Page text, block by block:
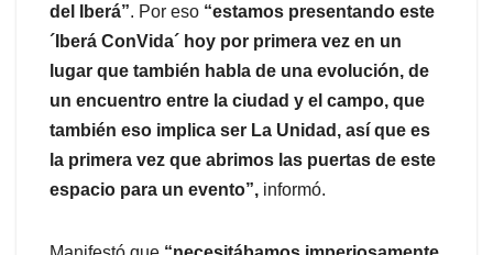
del Iberá”. Por eso “estamos presentando este
´Iberá ConVida´ hoy por primera vez en un
lugar que también habla de una evolución, de
un encuentro entre la ciudad y el campo, que
también eso implica ser La Unidad, así que es
la primera vez que abrimos las puertas de este
espacio para un evento”, informó.